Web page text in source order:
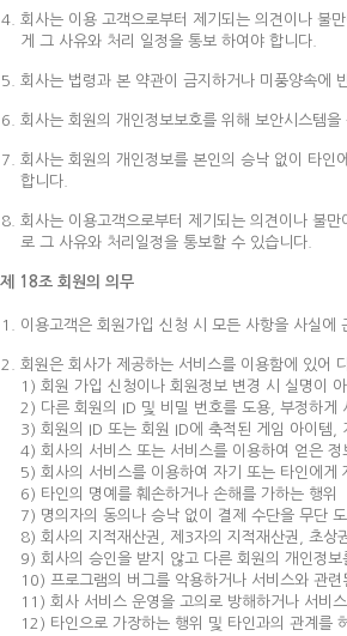
회사는 이용 고객으로부터 제기되는 의견이나 불
게 그 사유와 처리 일정을 통보 하여야 합니다.
회사는 법령과 본 약관이 금지하거나 미풍양속에
회사는 회원의 개인정보보호를 위해 보안시스템
회사는 회원의 개인정보를 본인의 승낙 없이 타
합니다.
회사는 이용고객으로부터 제기되는 의견이나 불
로 그 사유와 처리일정을 통보할 수 있습니다.
제 18조 회원의 의무
이용고객은 회원가입 신청 시 모든 사항을 사실
회원은 회사가 제공하는 서비스를 이용함에 있어
1) 회원 가입 신청이나 회원정보 변경 시 실명이
2) 다른 회원의 ID 및 비밀 번호를 도용, 부정하게
3) 회원의 ID 또는 회원 ID에 축적된 게임 아이템,
4) 회사의 서비스 또는 서비스를 이용하여 얻은
5) 회사의 서비스를 이용하여 자기 또는 타인에게
6) 타인의 명예를 훼손하거나 손해를 가하는 행위
7) 명의자의 동의나 승낙 없이 결제 수단을 무단
8) 회사의 지적재산권, 제3자의 지적재산권, 초상
9) 회사의 승인을 받지 않고 다른 회원의 개인정보
10) 프로그램의 버그를 악용하거나 서비스와 관
11) 회사 서비스 운영을 고의로 방해하거나 서비
12) 타인으로 가장하는 행위 및 타인과의 관계를